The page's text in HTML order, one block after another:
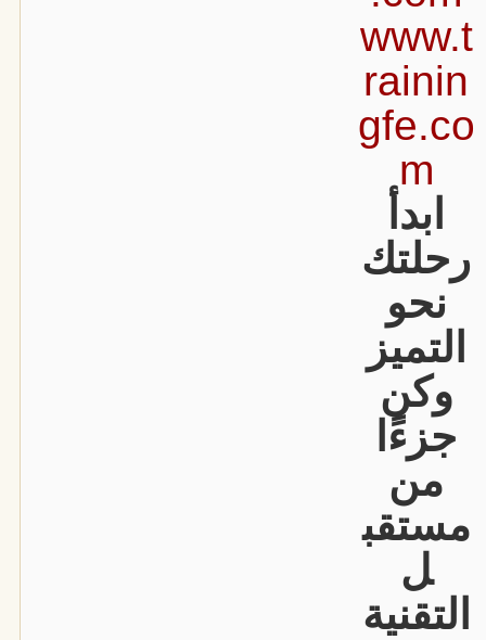
www.t
rainin
gfe.co
m
ابدأ
رحلتك
نحو
التميز
وكن
جزءًا
من
مستقب
ل
التقنية